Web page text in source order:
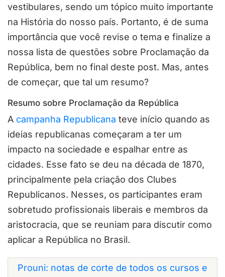
vestibulares, sendo um tópico muito importante
na História do nosso país. Portanto, é de suma
importância que você revise o tema e finalize a
nossa lista de questões sobre Proclamação da
República, bem no final deste post. Mas, antes
de começar, que tal um resumo?
Resumo sobre Proclamação da República
A campanha Republicana teve início quando as
ideias republicanas começaram a ter um
impacto na sociedade e espalhar entre as
cidades. Esse fato se deu na década de 1870,
principalmente pela criação dos Clubes
Republicanos. Nesses, os participantes eram
sobretudo profissionais liberais e membros da
aristocracia, que se reuniam para discutir como
aplicar a República no Brasil.
Prouni: notas de corte de todos os cursos e